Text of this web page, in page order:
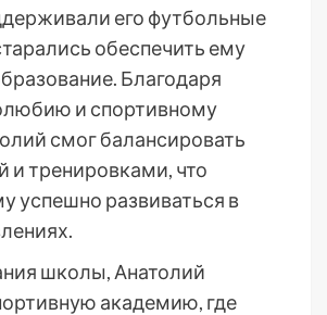
его футбольные
обеспечить ему
Благодаря
и спортивному
смог балансировать
и тренировками, что
успешно развиваться в
школы, Анатолий
академию, где